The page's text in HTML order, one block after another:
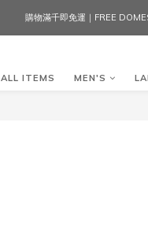
購物滿千即免運｜FREE
ALL ITEMS MEN'S